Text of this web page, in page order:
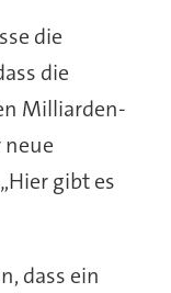
die
die
Milliarden-
gibt es
dass ein